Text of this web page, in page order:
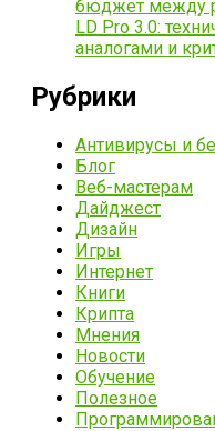
бюджет между
LD Pro 3.0:
аналогами и
Рубрики
Антивирусы и
Блог
Веб-мастерам
Дайджест
Дизайн
Игры
Интернет
Книги
Крипта
Мнения
Новости
Обучение
Полезное